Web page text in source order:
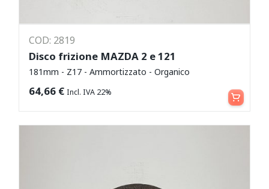
COD: 2819
Disco frizione MAZDA 2 e 121
181mm - Z17 - Ammortizzato - Organico
64,66 € Incl. IVA 22% Aggiungi al carrello